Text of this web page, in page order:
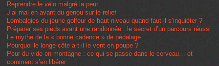
Reprendre le vélo malgré la peur
J’ai mal en avant du genou sur le relief
Lombalgies du jeune golfeur de haut niveau quand faut-il s’inquiéter ?
Préparer ses pieds avant une randonnée : le secret d’un parcours réussi
Le mythe de la « bonne cadence » de pédalage
Pourquoi le longe-côte a-t-il le vent en poupe ?
Peur du vide en montagne : ce qui se passe dans le cerveau… et
comment s’en libérer